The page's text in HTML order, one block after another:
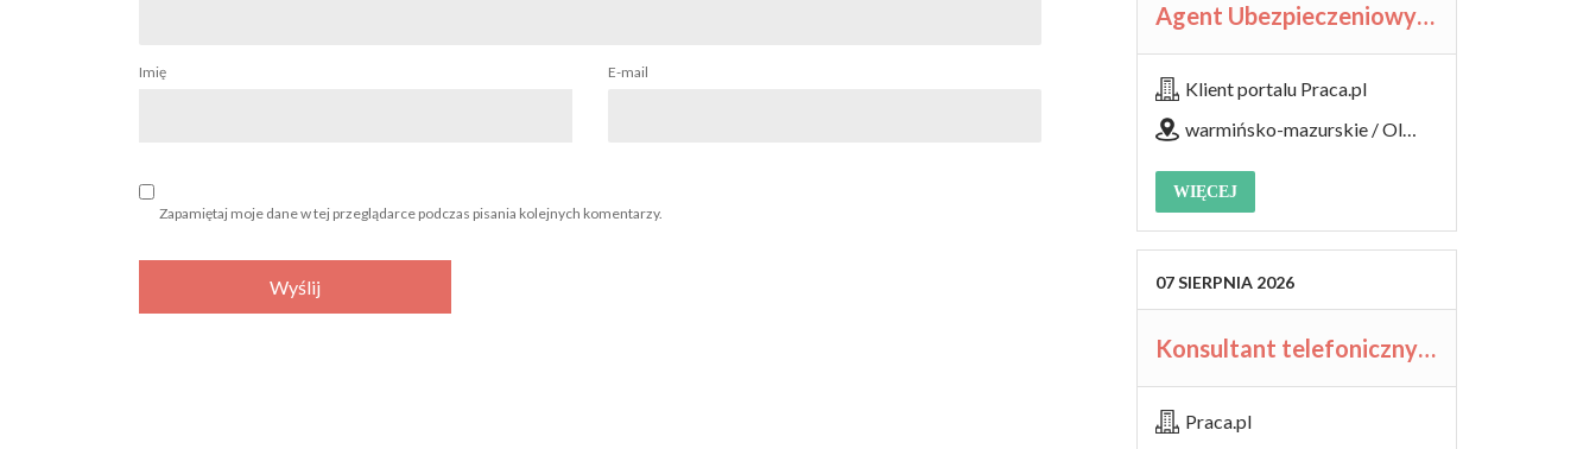
Imię E-mail
Zapamiętaj moje dane w tej przeglądarce podczas pisania kolejnych komentarzy.
Agent Ubezpieczeniowy / Agentka Ubezpieczeniowa
Klient portalu Praca.pl
warmińsko-mazurskie / Olsztyn
WIĘCEJ
07SIERPNIA 2026
Konsultant telefoniczny / Konsultantka telefoniczna
Praca.pl